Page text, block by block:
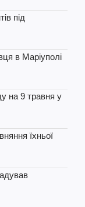
під
в Маріуполі
на 9 травня у
їхньої